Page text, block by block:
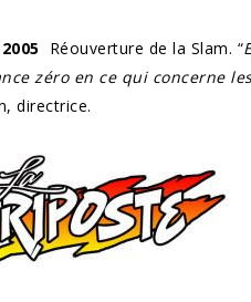
Réouverture de la Slam. “
zéro en ce qui concerne
directrice.